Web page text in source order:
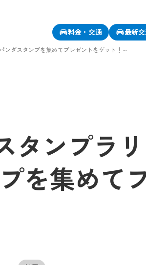
料金・交通
最新
ンダスタンプを集めてプレゼントをゲット！～
タンプラ
を集めて